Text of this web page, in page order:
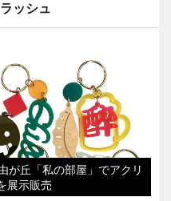
ッシュ
が丘「私の部屋」でアクリ
展示販売